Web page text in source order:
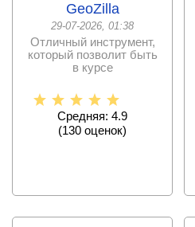
GeoZilla
29-07-2026, 01:38
Отличный инструмент,
который позволит быть
в курсе
родных и
Средняя: 4.9
(130 оценок)